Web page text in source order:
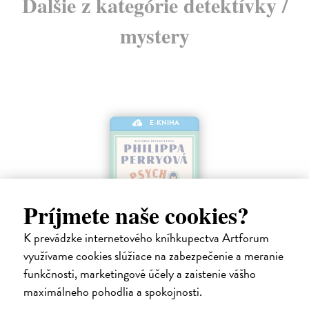
Príjmete naše cookies?
K prevádzke internetového kníhkupectva Artforum
využívame cookies slúžiace na zabezpečenie a meranie
funkčnosti, marketingové účely a zaistenie vášho
maximálneho pohodlia a spokojnosti.
mystery
E-KNIHA
Psychoterapeutka v akcii
Perryová Philippa| Elektronická kniha